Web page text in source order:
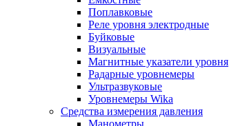
Поплавковые
Реле уровня электродные
Буйковые
Визуальные
Магнитные указатели уровня
Радарные уровнемеры
Ультразвуковые
Уровнемеры Wika
Средства измерения давления
Манометры